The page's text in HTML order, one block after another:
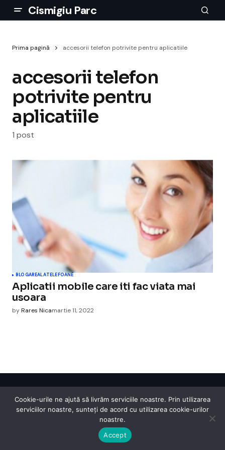
Cismigiu Parc
Prima pagină accesorii telefon potrivite pentru aplicatiile
accesorii telefon
potrivite pentru
aplicatiile
1 post
BLOGAREALATELEFOANE
Aplicatii mobile care iti fac viata mai
usoara
byRares Nicamartie 11, 2022
Cismigiu Parc
© 2024 CismigiuParc. All Rights Reserved.
Medical Moda Sarbatori
Cookie-urile ne ajută să livrăm serviciile noastre. Prin utilizarea
serviciilor noastre, sunteți de acord cu utilizarea cookie-urilor
noastre.
Accept